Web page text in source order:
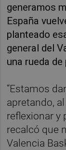
generamos
España
planteado
general del
una rueda de
“Estamos
apretando,
reflexionar y
recalcó que
Valencia